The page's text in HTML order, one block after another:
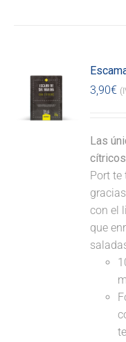
3,90€
Las
Port te
con el
que